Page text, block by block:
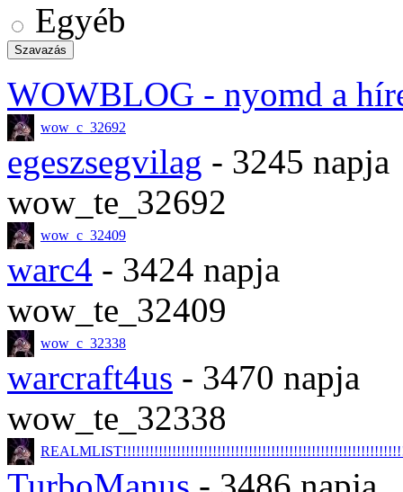
Egyéb
WOWBLOG - nyomd a
wow_c_32692
egeszsegvilag - 3245 napja
wow_te_32692
wow_c_32409
warc4 - 3424 napja
wow_te_32409
wow_c_32338
warcraft4us - 3470 napja
wow_te_32338